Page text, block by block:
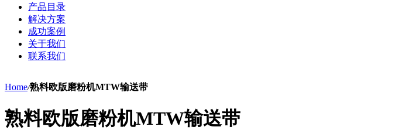
产品目录
解决方案
成功案例
关于我们
联系我们
Home/熟料欧版磨粉机MTW输送带
熟料欧版磨粉机MTW输送带